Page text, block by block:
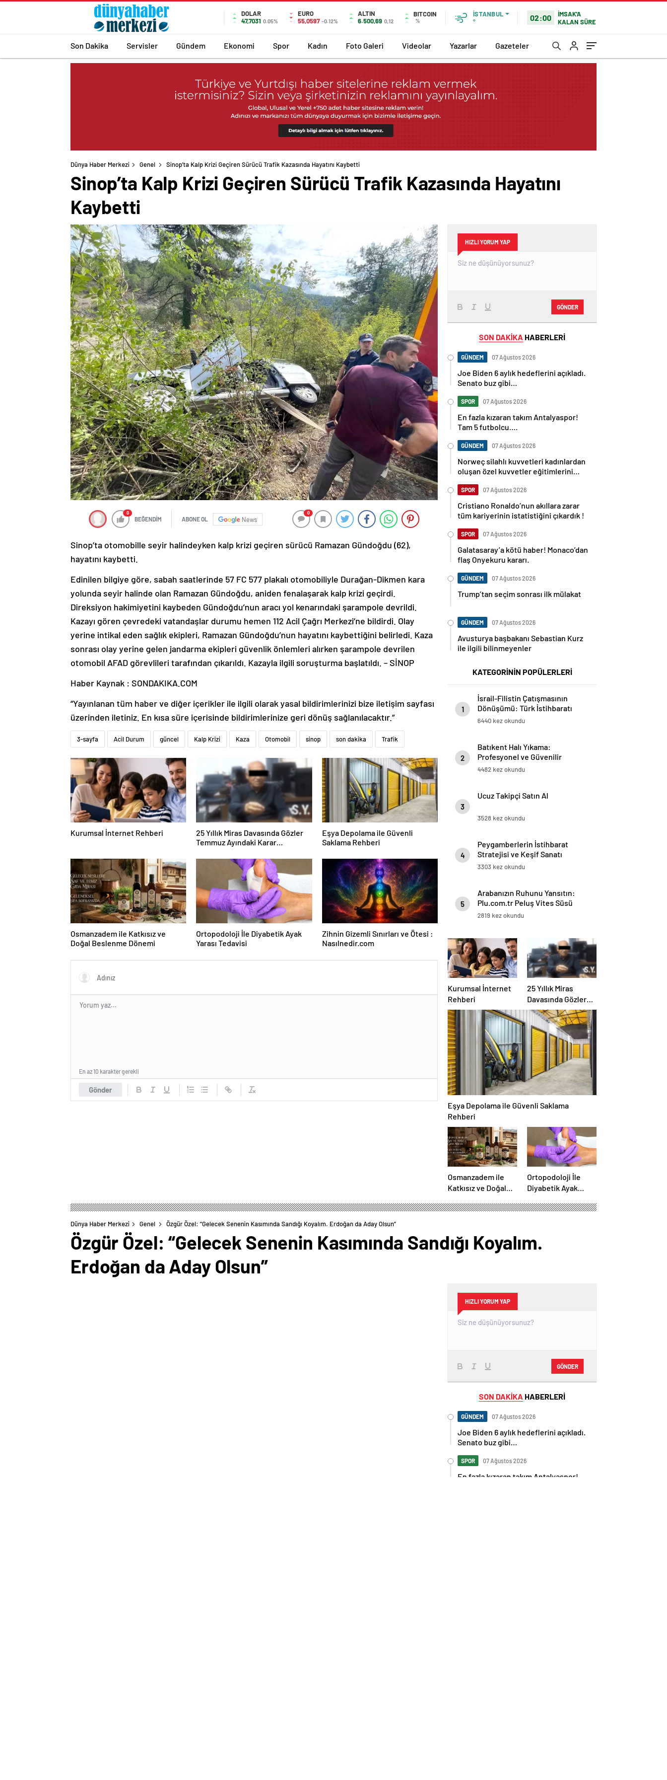
DOLAR
47,7031 0.05%
EURO
55,0597 -0.12%
ALTIN
6.500,69 0,12
BITCOIN
%
İSTANBUL
°
02:00
İMSAK'A
KALAN SÜRE
Son Dakika Servisler Gündem Ekonomi Spor Kadın Foto Galeri Videolar Yazarlar Gazeteler
Dünya Haber Merkezi Genel Sinop’ta Kalp Krizi Geçiren Sürücü Trafik Kazasında Hayatını Kaybetti
Sinop’ta Kalp Krizi Geçiren Sürücü Trafik Kazasında Hayatını
Kaybetti
0
BEĞENDİM ABONE OL News
0
Sinop’ta otomobille seyir halindeyken kalp krizi geçiren sürücü Ramazan Gündoğdu (62),
hayatını kaybetti.
Edinilen bilgiye göre, sabah saatlerinde 57 FC 577 plakalı otomobiliyle Durağan-Dikmen kara
yolunda seyir halinde olan Ramazan Gündoğdu, aniden fenalaşarak kalp krizi geçirdi.
Direksiyon hakimiyetini kaybeden Gündoğdu’nun aracı yol kenarındaki şarampole devrildi.
Kazayı gören çevredeki vatandaşlar durumu hemen 112 Acil Çağrı Merkezi’ne bildirdi. Olay
yerine intikal eden sağlık ekipleri, Ramazan Gündoğdu’nun hayatını kaybettiğini belirledi. Kaza
sonrası olay yerine gelen jandarma ekipleri güvenlik önlemleri alırken şarampole devrilen
otomobil AFAD görevlileri tarafından çıkarıldı. Kazayla ilgili soruşturma başlatıldı. – SİNOP
Haber Kaynak : SONDAKIKA.COM
“Yayınlanan tüm haber ve diğer içerikler ile ilgili olarak yasal bildirimlerinizi bize iletişim sayfası
üzerinden iletiniz. En kısa süre içerisinde bildirimlerinize geri dönüş sağlanılacaktır.”
3-sayfa Acil Durum güncel Kalp Krizi Kaza Otomobil sinop son dakika Trafik
Kurumsal İnternet Rehberi
25 Yıllık Miras Davasında Gözler
Temmuz Ayındaki Karar
Eşya Depolama ile Güvenli
Saklama Rehberi
Osmanzadem ile Katkısız ve
Doğal Beslenme Dönemi
Ortopodoloji İle Diyabetik Ayak
Yarası Tedavisi
Zihnin Gizemli Sınırları ve Ötesi :
Nasılnedir.com
Gönder
En az 10 karakter gerekli
HIZLI YORUM YAP
GÖNDER
SON DAKİKA HABERLERİ
GÜNDEM 07 Ağustos 2026
Joe Biden 6 aylık hedeflerini açıkladı.
Senato buz gibi…
SPOR 07 Ağustos 2026
En fazla kızaran takım Antalyaspor!
Tam 5 futbolcu….
GÜNDEM 07 Ağustos 2026
Norweç silahlı kuvvetleri kadınlardan
oluşan özel kuvvetler eğitimlerini
SPOR 07 Ağustos 2026
Cristiano Ronaldo’nun akıllara zarar
tüm kariyerinin istatistiğini çıkardık !
SPOR 07 Ağustos 2026
Galatasaray’a kötü haber! Monaco’dan
flaş Onyekuru kararı.
GÜNDEM 07 Ağustos 2026
Trump’tan seçim sonrası ilk mülakat
GÜNDEM 07 Ağustos 2026
Avusturya başbakanı Sebastian Kurz
ile ilgili bilinmeyenler
KATEGORİNİN POPÜLERLERİ
1
İsrail-Filistin Çatışmasının
Dönüşümü: Türk İstihbaratı
Lebensraum Planını Nasıl
6440 kez okundu
2
Batıkent Halı Yıkama:
Profesyonel ve Güvenilir
Hizmetler
4482 kez okundu
3
Ucuz Takipçi Satın Al
3528 kez okundu
4
Peygamberlerin İstihbarat
Stratejisi ve Keşif Sanatı
3303 kez okundu
5
Arabanızın Ruhunu Yansıtın:
Plu.com.tr Peluş Vites Süsü
Modelleri
2819 kez okundu
Kurumsal İnternet
Rehberi
25 Yıllık Miras
Davasında Gözler
Temmuz Ayındaki
Karar Duruşmasına
Çevrildi
Eşya Depolama ile Güvenli Saklama
Rehberi
Osmanzadem ile
Katkısız ve Doğal
Ortopodoloji İle
Diyabetik Ayak
Dünya Haber Merkezi Genel Özgür Özel: “Gelecek Senenin Kasımında Sandığı Koyalım. Erdoğan da Aday Olsun”
Özgür Özel: “Gelecek Senenin Kasımında Sandığı Koyalım.
Erdoğan da Aday Olsun”
HIZLI YORUM YAP
GÖNDER
SON DAKİKA HABERLERİ
GÜNDEM 07 Ağustos 2026
Joe Biden 6 aylık hedeflerini açıkladı.
Senato buz gibi…
SPOR 07 Ağustos 2026
En fazla kızaran takım Antalyaspor!